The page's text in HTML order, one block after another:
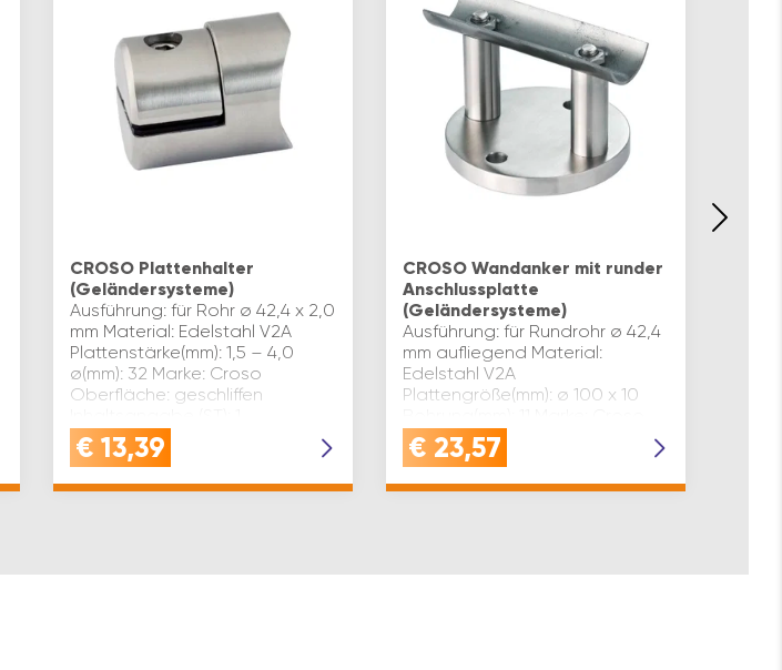
CROSO Plattenhalter
(Geländersysteme)
Ausführung: für Rohr ø 42,4 x 2,0
mm Material: Edelstahl V2A
Plattenstärke(mm): 1,5 – 4,0
ø(mm): 32 Marke: Croso
Oberfläche: geschliffen
€ 13,39
CROSO Wandanker mit runder
Anschlussplatte
(Geländersysteme)
Ausführung: für Rundrohr ø 42,4
mm aufliegend Material:
Edelstahl V2A
Plattengröße(mm): ø 100 x 10
Oberfläche: geschliffen
Inhaltsangabe (ST): 1
€ 23,57